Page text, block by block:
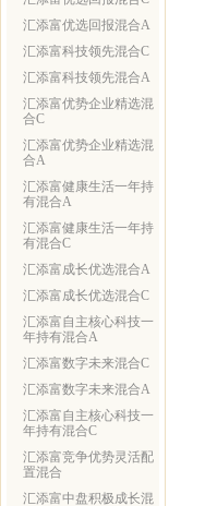
汇添富优选回报混合A
汇添富科技领先混合C
汇添富科技领先混合A
汇添富优势企业精选混
合C
汇添富优势企业精选混
合A
汇添富健康生活一年持
有混合A
汇添富健康生活一年持
有混合C
汇添富成长优选混合A
汇添富成长优选混合C
汇添富自主核心科技一
年持有混合A
汇添富数字未来混合C
汇添富数字未来混合A
汇添富自主核心科技一
年持有混合C
汇添富竞争优势灵活配
置混合
汇添富中盘积极成长混